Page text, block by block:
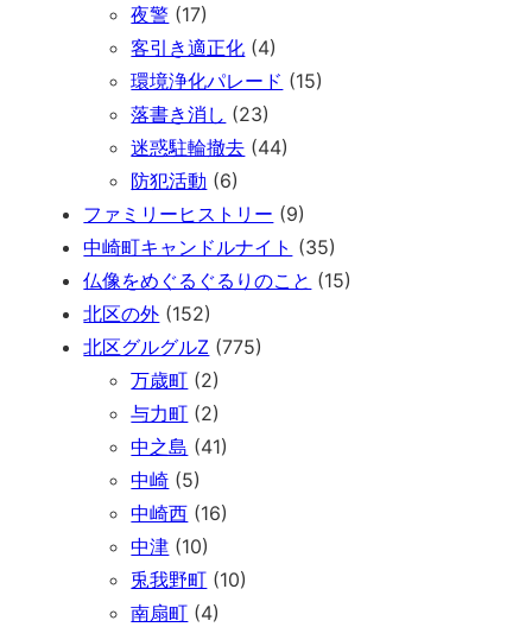
夜警 (17)
客引き適正化 (4)
環境浄化パレード (15)
落書き消し (23)
迷惑駐輪撤去 (44)
防犯活動 (6)
ファミリーヒストリー (9)
中崎町キャンドルナイト (35)
仏像をめぐるぐるりのこと (15)
北区の外 (152)
北区グルグルZ (775)
万歳町 (2)
与力町 (2)
中之島 (41)
中崎 (5)
中崎西 (16)
中津 (10)
兎我野町 (10)
南扇町 (4)